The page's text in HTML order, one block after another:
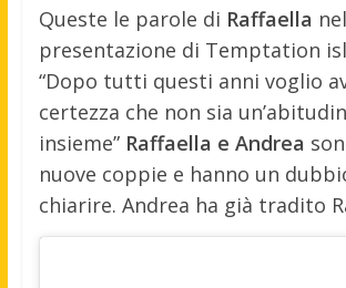
Queste le parole di Raffaella
presentazione di Temptation
“Dopo tutti questi anni voglio
certezza che non sia
insieme” Raffaella e Andrea
nuove coppie e hanno un
chiarire. Andrea ha già tradito